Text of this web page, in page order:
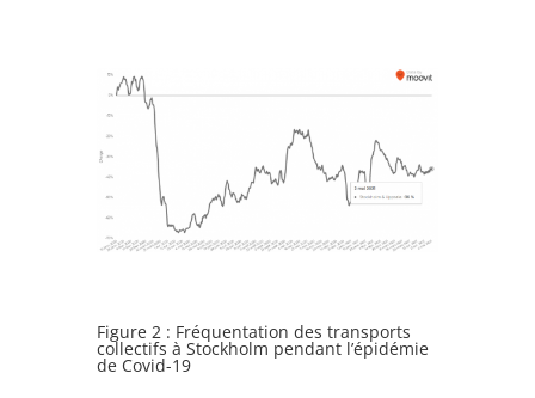
Figure 2 : Fréquentation des transports
collectifs à Stockholm pendant l’épidémie
de Covid-19